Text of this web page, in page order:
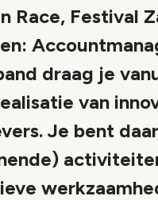
Race, Festival
draag je
van
Je bent